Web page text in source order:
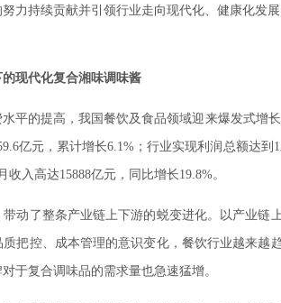
力持续贡献并引领行业走向现代化、健康化发
现代化复合湘味调味酱
平的提高，我国餐饮及食品领域迎来爆发式增
亿元，累计增长6.1%；行业实现利润总额达
入高达15888亿元，同比增长19.8%。
动了整条产业链上下游的蜕变进化。以产业链
把控、成本管理的意识变化，餐饮行业越来越
于复合调味品的需求量也急速猛增。